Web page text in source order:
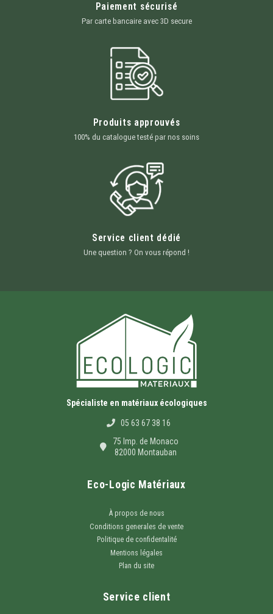
Paiement sécurisé
Par carte bancaire avec 3D secure
Produits approuvés
100% du catalogue testé par nos soins
Service client dédié
Une question ? On vous répond !
Spécialiste en matériaux écologiques
05 63 67 38 16
75 Imp. de Monaco
82000 Montauban
Eco-Logic Matériaux
À propos de nous
Conditions generales de vente
Politique de confidentalité
Mentions légales
Plan du site
Service client